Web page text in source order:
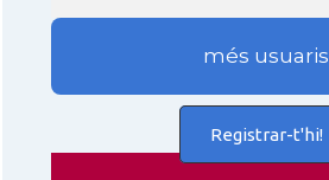
més usuaris
Registrar-t'hi!